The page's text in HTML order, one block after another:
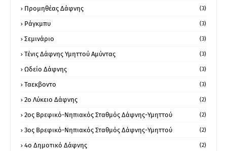
Προμηθέας Δάφνης (3)
Ράγκμπυ (3)
Σεμινάριο (3)
Τένις Δάφνης Υμηττού Αμύντας (3)
Ωδείο Δάφνης (3)
Ταεκβοντο (3)
2ο Λύκειο Δάφνης (2)
2ος Βρεφικό-Νηπιακός Σταθμός Δάφνης-Υμηττού (2)
3ος Βρεφικό-Νηπιακός Σταθμός Δάφνης-Υμηττού (2)
4ο Δημοτικό Δάφνης (2)